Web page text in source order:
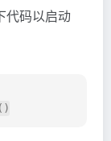
代码以启动